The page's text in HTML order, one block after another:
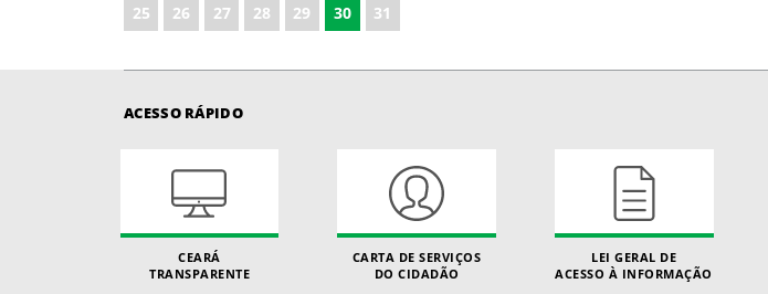
25
26 27 28 29 30 31
ACESSO RÁPIDO
CEARÁ
TRANSPARENTE
CARTA DE SERVIÇOS
DO CIDADÃO
LEI GERAL DE
ACESSO À INFORMAÇÃO